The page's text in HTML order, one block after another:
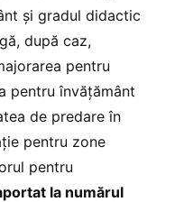
și gradul didactic
după caz,
pentru
pentru învățământ
de predare în
pentru zone
pentru
la numărul